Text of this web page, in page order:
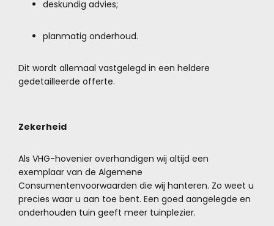
deskundig advies;
planmatig onderhoud.
Dit wordt allemaal vastgelegd in een heldere
gedetailleerde offerte.
Zekerheid
Als VHG-hovenier overhandigen wij altijd een
exemplaar van de Algemene
Consumentenvoorwaarden die wij hanteren. Zo weet u
precies waar u aan toe bent. Een goed aangelegde en
onderhouden tuin geeft meer tuinplezier.